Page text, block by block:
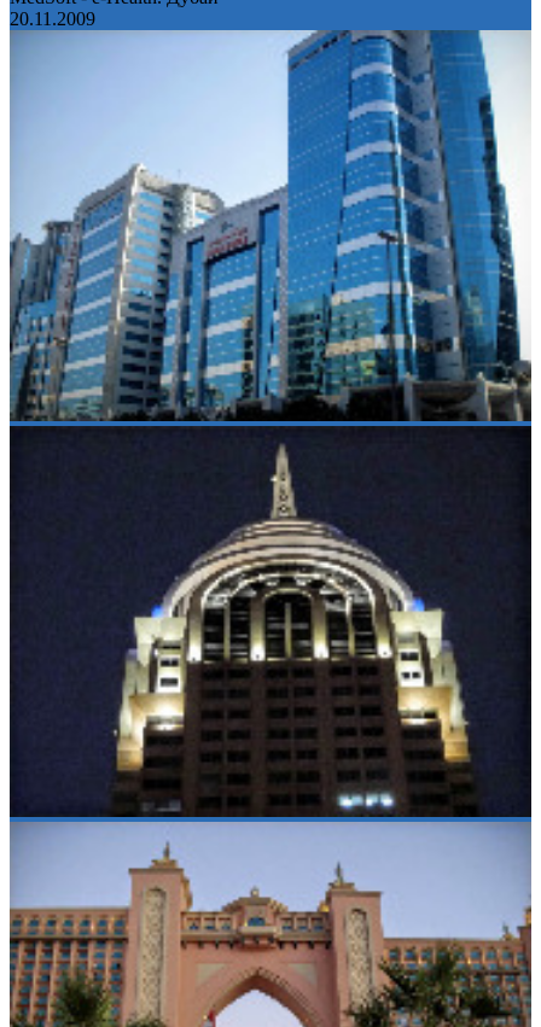
20.11.2009